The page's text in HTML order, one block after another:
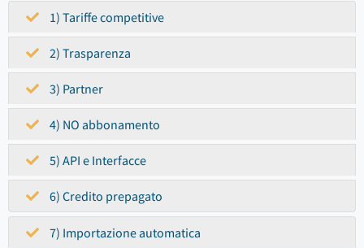
1) Tariffe competitive
2) Trasparenza
3) Partner
4) NO abbonamento
5) API e Interfacce
6) Credito prepagato
7) Importazione automatica